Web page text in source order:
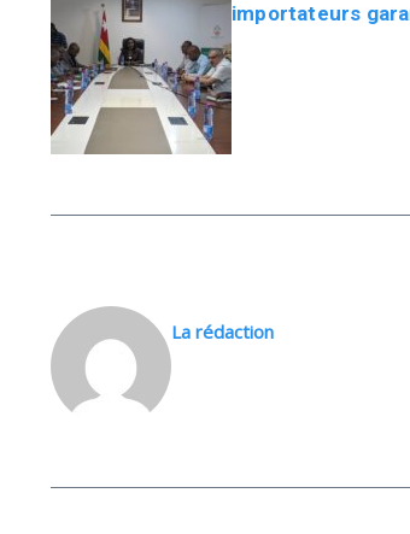
importateurs
La rédaction